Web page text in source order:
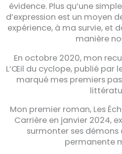
évidence. Plus qu’une
d’expression est un moyen
expérience, à ma survie, et
manière
En octobre 2020, mon
L’Œil du cyclope, publié par
marqué mes premiers
Mon premier roman, Les
Carrière en janvier 2024,
surmonter ses démons
permanente